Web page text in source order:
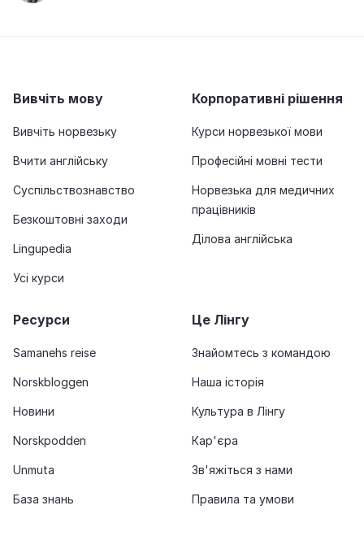
Вивчіть мову
Вивчіть норвезьку
Вчити англійську
Суспільствознавство
Безкоштовні заходи
Lingupedia
Усі курси
Корпоративні рішення
Курси норвезької мови
Професійні мовні тести
Норвезька для медичних
працівників
Ділова англійська
Ресурси
Samanehs reise
Norskbloggen
Новини
Norskpodden
Unmuta
База знань
Це Лінгу
Знайомтесь з командою
Наша історія
Культура в Лінгу
Кар'єра
Зв'яжіться з нами
Правила та умови